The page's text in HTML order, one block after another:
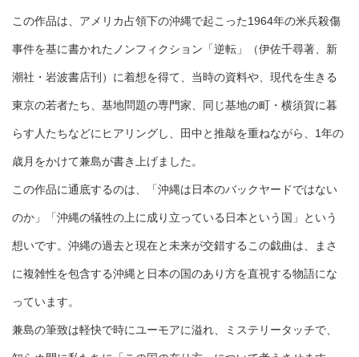
この作品は、アメリカ占領下の沖縄で起こった1964年の米兵殺傷
事件を基に書かれたノンフィクション「逆転」（伊佐千尋著、新
潮社・岩波書店刊）に着想を得て、当時の資料や、現代を生きる
東京の若者たち、基地問題の専門家、同じ基地の町・横須賀に暮
らす人たちなどにヒアリングし、田中と推敲を重ねながら、1年の
歳月をかけて兼島が書き上げました。
この作品に通底するのは、「沖縄は日本のバックヤードではない
のか」「沖縄の犠牲の上に成り立っている日本という国」という
想いです。沖縄の過去と現在と未来が交錯するこの戯曲は、まさ
に複雑性を包含する沖縄と日本の国のあり方を直視する物語にな
っています。
兼島の筆致は軽快で時にユーモアに溢れ、ミステリータッチで、